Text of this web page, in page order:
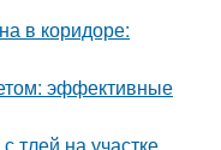
в коридоре:
эффективные
на участке